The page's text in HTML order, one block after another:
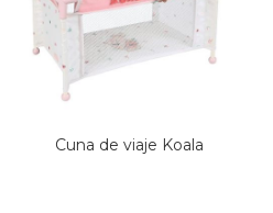
Cuna de viaje Koala